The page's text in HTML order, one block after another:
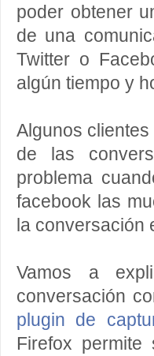
poder obtener
de una
Twitter o
algún tiempo y
Algunos clientes
de las
problema
facebook las
la conversación
Vamos a
conversación
plugin de
Firefox